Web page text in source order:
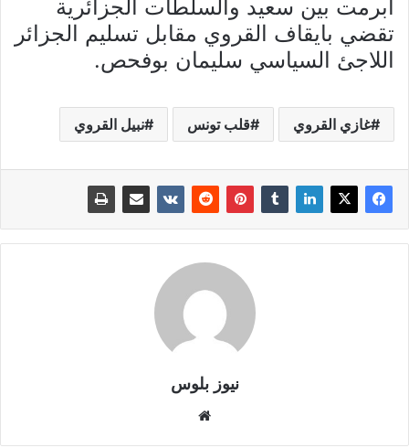
ابرمت بين سعيد والسلطات الجزائرية
تقضي بايقاف القروي مقابل تسليم الجزائر
اللاجئ السياسي سليمان بوفحص.
غازي القروي قلب تونس نبيل القروي
نيوز بلوس